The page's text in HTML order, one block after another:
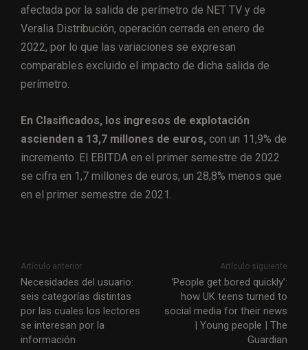
afectada por la salida de perímetro de NET TV y de
Veralia Distribución, operación cerrada en enero de
2022, por lo que las variaciones se expresan
comparables excluido el impacto de dicha salida de
perímetro.
En Clasificados, los ingresos de explotación
ascienden a 13,7 millones de euros, con un 11,9% de
incremento. El EBITDA en el primer semestre de 2022
se cifra en 1,7 millones de euros, un 28,8% menos que
en el primer semestre de 2021.
Artículo anterior
Necesidades del usuario:
seis categorías distintas
por las cuales los lectores
se interesan por la
información
Artículo siguiente
‘People get bored quickly’:
how UK teens turned to
social media for their news
| Young people | The
Guardian